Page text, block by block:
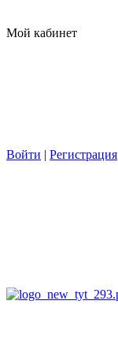
Мой кабинет
Войти | Регистрация